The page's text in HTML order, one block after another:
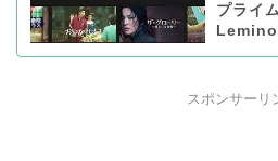
プライ
Lemino
スポンサーリ